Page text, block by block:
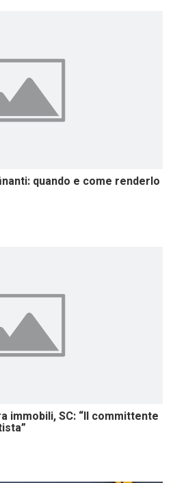
quando e come renderlo
immobili, SC: “Il committente